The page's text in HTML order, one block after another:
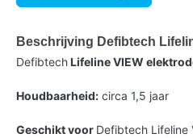
Beschrijving Defibtech
DefibtechLifeline VIEW
Houdbaarheid: circa 1,5 jaar
Geschikt voor Defibtech Lifeline